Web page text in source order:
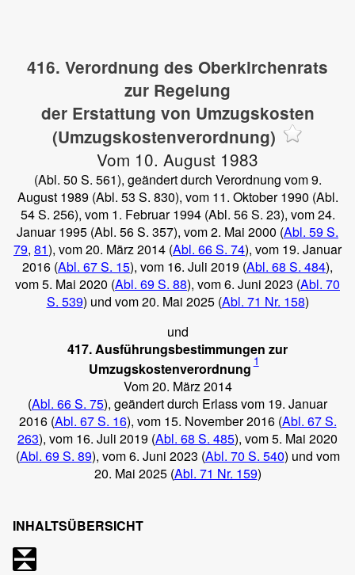
416. Verordnung des Oberkirchenrats
zur Regelung
der Erstattung von Umzugskosten
(Umzugskostenverordnung)
Vom 10. August 1983
(Abl. 50 S. 561), geändert durch Verordnung vom 9.
August 1989 (Abl. 53 S. 830), vom 11. Oktober 1990 (Abl.
54 S. 256), vom 1. Februar 1994 (Abl. 56 S. 23), vom 24.
Januar 1995 (Abl. 56 S. 357), vom 2. Mai 2000 (Abl. 59 S.
79, 81), vom 20. März 2014 (Abl. 66 S. 74), vom 19. Januar
2016 (Abl. 67 S. 15), vom 16. Juli 2019 (Abl. 68 S. 484),
vom 5. Mai 2020 (Abl. 69 S. 88), vom 6. Juni 2023 (Abl. 70
S. 539) und vom 20. Mai 2025 (Abl. 71 Nr. 158)
und
417. Ausführungsbestimmungen zur
Umzugskostenverordnung 1
Vom 20. März 2014
(Abl. 66 S. 75), geändert durch Erlass vom 19. Januar
2016 (Abl. 67 S. 16), vom 15. November 2016 (Abl. 67 S.
263), vom 16. Juli 2019 (Abl. 68 S. 485), vom 5. Mai 2020
(Abl. 69 S. 89), vom 6. Juni 2023 (Abl. 70 S. 540) und vom
20. Mai 2025 (Abl. 71 Nr. 159)
INHALTSÜBERSICHT